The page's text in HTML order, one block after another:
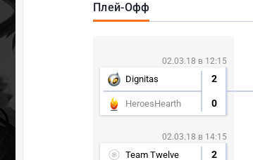
Плей-Офф
02.03.18 в 12:15
Dignitas 2
HeroesHearth 0
02.03.18 в 14:15
Team Twelve 2